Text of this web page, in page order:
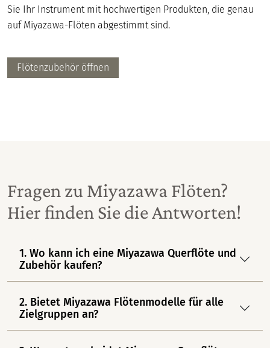
Sie Ihr Instrument mit hochwertigen Produkten, die genau
auf Miyazawa-Flöten abgestimmt sind.
Flötenzubehör öffnen
Fragen zu Miyazawa Flöten?
Hier finden Sie die Antworten!
1. Wo kann ich eine Miyazawa Querflöte und
Zubehör kaufen?
2. Bietet Miyazawa Flötenmodelle für alle
Zielgruppen an?